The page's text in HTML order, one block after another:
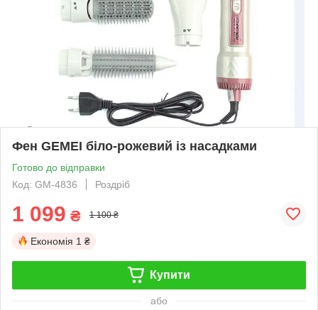
Фен GEMEI біло-рожевий із насадками
Готово до відправки
Код: GM-4836
Роздріб
1 099 ₴ 1 100 ₴
Економія 1 ₴
Купити
або